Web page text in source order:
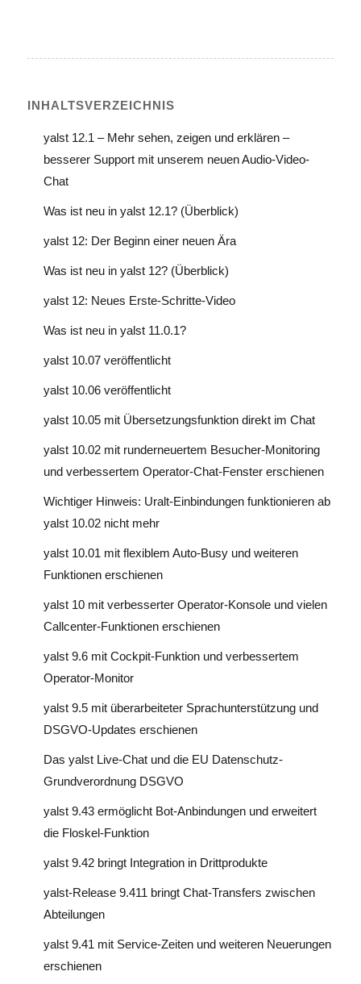
INHALTS­VERZEICHNIS
yalst 12.1 – Mehr sehen, zeigen und erklären –
besserer Support mit unserem neuen Audio-Video-
Chat
Was ist neu in yalst 12.1? (Überblick)
yalst 12: Der Beginn einer neuen Ära
Was ist neu in yalst 12? (Überblick)
yalst 12: Neues Erste-Schritte-Video
Was ist neu in yalst 11.0.1?
yalst 10.07 veröffentlicht
yalst 10.06 veröffentlicht
yalst 10.05 mit Übersetzungsfunktion direkt im Chat
yalst 10.02 mit runderneuertem Besucher-Monitoring
und verbessertem Operator-Chat-Fenster erschienen
Wichtiger Hinweis: Uralt-Einbindungen funktionieren ab
yalst 10.02 nicht mehr
yalst 10.01 mit flexiblem Auto-Busy und weiteren
Funktionen erschienen
yalst 10 mit verbesserter Operator-Konsole und vielen
Callcenter-Funktionen erschienen
yalst 9.6 mit Cockpit-Funktion und verbessertem
Operator-Monitor
yalst 9.5 mit überarbeiteter Sprachunterstützung und
DSGVO-Updates erschienen
Das yalst Live-Chat und die EU Datenschutz-
Grundverordnung DSGVO
yalst 9.43 ermöglicht Bot-Anbindungen und erweitert
die Floskel-Funktion
yalst 9.42 bringt Integration in Drittprodukte
yalst-Release 9.411 bringt Chat-Transfers zwischen
Abteilungen
yalst 9.41 mit Service-Zeiten und weiteren Neuerungen
erschienen